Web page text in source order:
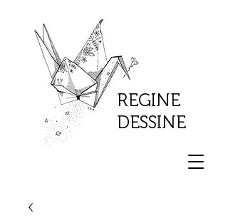
REGINE
DESSINE